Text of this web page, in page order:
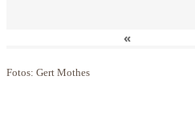
«
Fotos: Gert Mothes